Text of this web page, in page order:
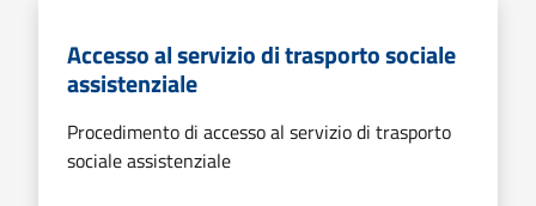
Accesso al servizio di trasporto sociale
assistenziale
Procedimento di accesso al servizio di trasporto
sociale assistenziale